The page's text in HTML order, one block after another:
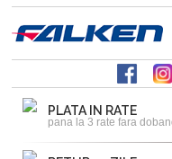
PLATA IN RATE
pana la 3 rate fara